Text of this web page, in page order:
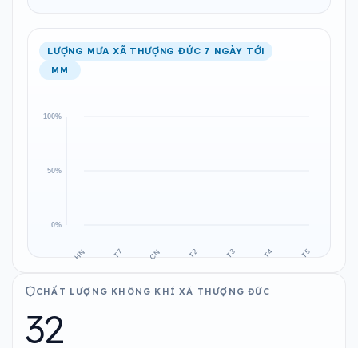
LƯỢNG MƯA XÃ THƯỢNG ĐỨC 7 NGÀY TỚI
MM
CHẤT LƯỢNG KHÔNG KHÍ XÃ THƯỢNG ĐỨC
32